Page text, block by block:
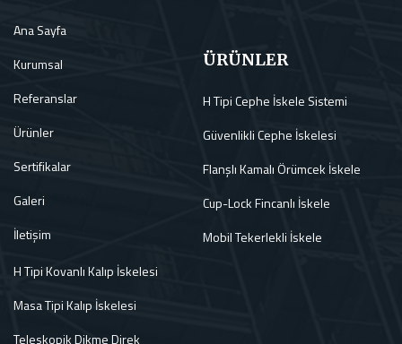
Ana Sayfa
Kurumsal
Referanslar
Ürünler
Sertifikalar
Galeri
İletişim
ÜRÜNLER
H Tipi Cephe İskele Sistemi
Güvenlikli Cephe İskelesi
Flanşlı Kamalı Örümcek İskele
Cup-Lock Fincanlı İskele
Mobil Tekerlekli İskele
H Tipi Kovanlı Kalıp İskelesi
Masa Tipi Kalıp İskelesi
Teleskopik Dikme Direk